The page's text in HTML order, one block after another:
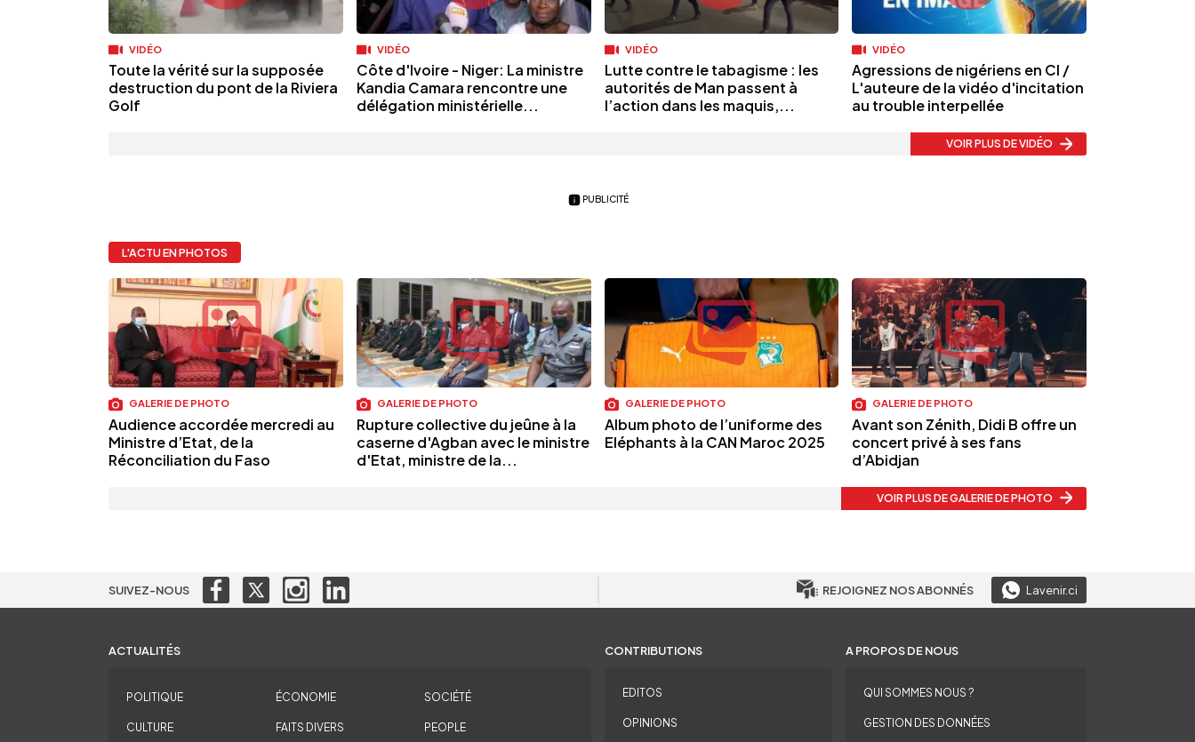
VIDÉO
Toute la vérité sur la supposée
destruction du pont de la Riviera
Golf
VIDÉO
Côte d'Ivoire - Niger: La ministre
Kandia Camara rencontre une
délégation ministérielle...
VIDÉO
Lutte contre le tabagisme : les
autorités de Man passent à
l’action dans les maquis,...
VIDÉO
Agressions de nigériens en CI /
L'auteure de la vidéo d'incitation
au trouble interpellée
VOIR PLUS DE VIDÉO
PUBLICITÉ
L'ACTU EN PHOTOS
GALERIE DE PHOTO
Audience accordée mercredi au
Ministre d’Etat, de la
Réconciliation du Faso
GALERIE DE PHOTO
Rupture collective du jeûne à la
caserne d'Agban avec le ministre
d'Etat, ministre de la...
GALERIE DE PHOTO
Album photo de l’uniforme des
Eléphants à la CAN Maroc 2025
GALERIE DE PHOTO
Avant son Zénith, Didi B offre un
concert privé à ses fans
d’Abidjan
VOIR PLUS DE GALERIE DE PHOTO
SUIVEZ-NOUS REJOIGNEZ NOS ABONNÉS Lavenir.ci
ACTUALITÉS
POLITIQUE ÉCONOMIE SOCIÉTÉ
CULTURE FAITS DIVERS PEOPLE
CONTRIBUTIONS
EDITOS
OPINIONS
A PROPOS DE NOUS
QUI SOMMES NOUS ?
GESTION DES DONNÉES